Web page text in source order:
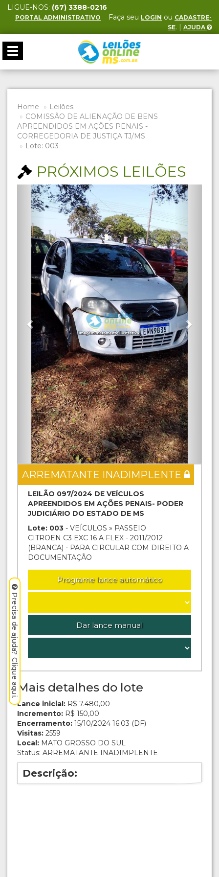
LIGUE-NOS: (67) 3388-0216
PORTAL ADMINISTRATIVO Faça seu LOGIN ou CADASTRE-
SE. | AJUDA
Toggle
navigation
Home
Leilões
COMISSÃO DE ALIENAÇÃO DE BENS
APREENDIDOS EM AÇÕES PENAIS -
CORREGEDORIA DE JUSTIÇA TJ/MS
Lote: 003
PRÓXIMOS LEILÕES
Previous Next
ARREMATANTE INADIMPLENTE
LEILÃO 097/2024 DE VEÍCULOS
APREENDIDOS EM AÇÕES PENAIS- PODER
JUDICIÁRIO DO ESTADO DE MS
Lote: 003 - VEÍCULOS » PASSEIO
CITROEN C3 EXC 16 A FLEX - 2011/2012
(BRANCA) - PARA CIRCULAR COM DIREITO A
DOCUMENTAÇÃO
Programe lance automático
Dar lance manual
Mais detalhes do lote
Lance inicial: R$ 7.480,00
Incremento: R$ 150,00
Encerramento: 15/10/2024 16:03 (DF)
Visitas: 2559
Local: MATO GROSSO DO SUL
Status: ARREMATANTE INADIMPLENTE
Descrição:
Precisa de ajuda? Clique aqui.